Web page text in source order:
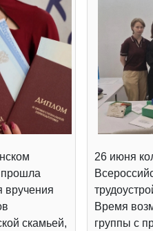
прошла
вручения
скамьей,
26 июня
Время
группы с